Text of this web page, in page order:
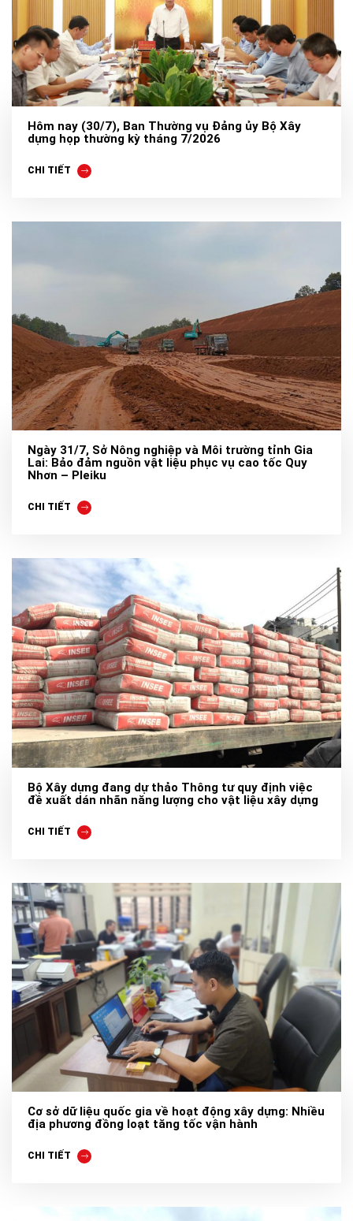
Hôm nay (30/7), Ban Thường vụ Đảng ủy Bộ Xây
dựng họp thường kỳ tháng 7/2026
CHI TIẾT
Ngày 31/7, Sở Nông nghiệp và Môi trường tỉnh Gia
Lai: Bảo đảm nguồn vật liệu phục vụ cao tốc Quy
Nhơn – Pleiku
CHI TIẾT
Bộ Xây dựng đang dự thảo Thông tư quy định việc
đề xuất dán nhãn năng lượng cho vật liệu xây dựng
CHI TIẾT
Cơ sở dữ liệu quốc gia về hoạt động xây dựng: Nhiều
địa phương đồng loạt tăng tốc vận hành
CHI TIẾT